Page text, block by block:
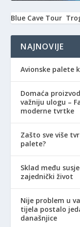
Blue Cave Tour
NAJNOVIJE
Avionske palete
Domaća
važniju ulogu –
moderne tvrtke
Zašto sve više
palete?
Sklad među
zajednički život
Nije problem u
tijela postalo
današnjice